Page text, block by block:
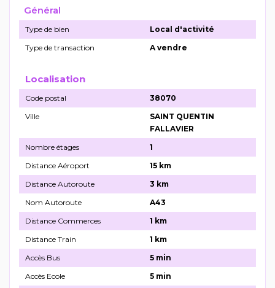
Général
Type de bien
Local d'activité
Type de transaction
A vendre
Localisation
Code postal
38070
Ville
SAINT QUENTIN
FALLAVIER
Nombre étages
1
Distance Aéroport
15 km
Distance Autoroute
3 km
Nom Autoroute
A43
Distance Commerces
1 km
Distance Train
1 km
Accès Bus
5 min
Accès Ecole
5 min